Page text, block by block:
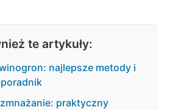
te artykuły:
najlepsze metody i
praktyczny